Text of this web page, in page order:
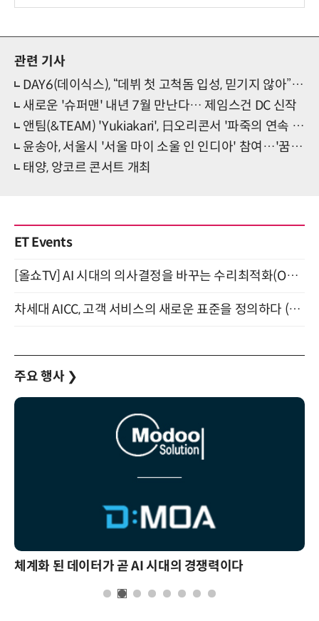
관련 기사
DAY6(데이식스), “데뷔 첫 고척돔 입성, 믿기지 않아” [ET현장]
새로운 '슈퍼맨' 내년 7월 만난다… 제임스건 DC 신작
앤팀(&TEAM) 'Yukiakari', 日오리콘서 '파죽의 연속 1위'
윤송아, 서울시 '서울 마이 소울 인 인디아' 참여…'꿈꾸는 낙타' 페인팅쇼 선보여
태양, 앙코르 콘서트 개최
ET Events
[올쇼TV] AI 시대의 의사결정을 바꾸는 수리최적화(Optimization) 소개 (8/20 생방송)
차세대 AICC, 고객 서비스의 새로운 표준을 정의하다 (9/9)
주요 행사 ❯
체계화 된 데이터가 곧 AI 시대의 경쟁력이다